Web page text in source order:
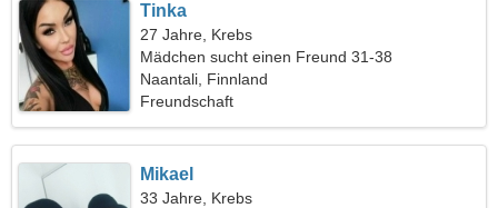
Tinka
27 Jahre, Krebs
Mädchen sucht einen Freund 31-38
Naantali, Finnland
Freundschaft
Mikael
33 Jahre, Krebs